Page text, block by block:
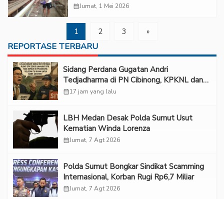
calendar_monthJumat, 1 Mei 2026
1 2 3 »
REPORTASE TERBARU
Sidang Perdana Gugatan Andri
Tedjadharma di PN Cibinong, KPKNL dan
PUPN Mangkir
calendar_month17 jam yang lalu
LBH Medan Desak Polda Sumut Usut
Kematian Winda Lorenza
calendar_monthJumat, 7 Agt 2026
Polda Sumut Bongkar Sindikat Scamming
Internasional, Korban Rugi Rp6,7 Miliar
calendar_monthJumat, 7 Agt 2026